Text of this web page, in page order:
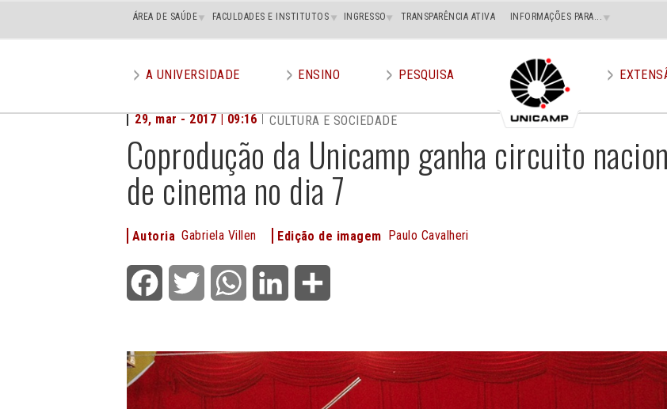
Main
superior
ÁREA DE SAÚDE FACULDADES E INSTITUTOS INGRESSO TRANSPARÊNCIA ATIVA INFORMAÇÕES PARA...
menu
A UNIVERSIDADE ENSINO PESQUISA
Coprodução da Unicamp ganha circuito
de cinema no dia 7
29, mar - 2017 | 09:16 CULTURA E SOCIEDADE
Autoria Gabriela Villen Edição de imagem Paulo Cavalheri
Facebook Twitter WhatsApp LinkedIn